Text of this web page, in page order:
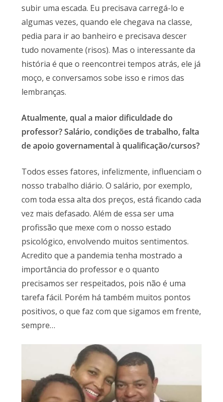
subir uma escada. Eu precisava carregá-lo e
algumas vezes, quando ele chegava na classe,
pedia para ir ao banheiro e precisava descer
tudo novamente (risos). Mas o interessante da
história é que o reencontrei tempos atrás, ele já
moço, e conversamos sobe isso e rimos das
lembranças.
Atualmente, qual a maior dificuldade do
professor? Salário, condições de trabalho, falta
de apoio governamental à qualificação/cursos?
Todos esses fatores, infelizmente, influenciam o
nosso trabalho diário. O salário, por exemplo,
com toda essa alta dos preços, está ficando cada
vez mais defasado. Além de essa ser uma
profissão que mexe com o nosso estado
psicológico, envolvendo muitos sentimentos.
Acredito que a pandemia tenha mostrado a
importância do professor e o quanto
precisamos ser respeitados, pois não é uma
tarefa fácil. Porém há também muitos pontos
positivos, o que faz com que sigamos em frente,
sempre…